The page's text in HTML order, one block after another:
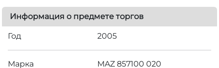
Информация о предмете торгов
Год 2005
Марка MAZ 857100 020